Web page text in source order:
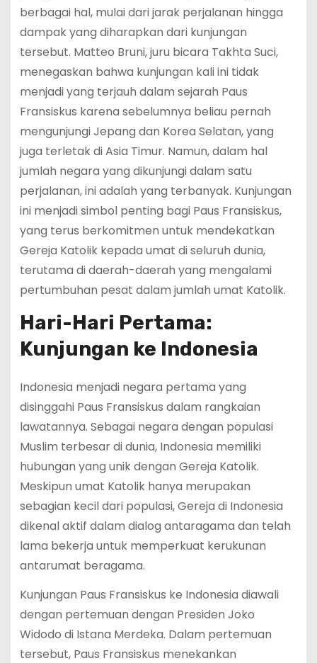
berbagai hal, mulai dari jarak perjalanan hingga
dampak yang diharapkan dari kunjungan
tersebut. Matteo Bruni, juru bicara Takhta Suci,
menegaskan bahwa kunjungan kali ini tidak
menjadi yang terjauh dalam sejarah Paus
Fransiskus karena sebelumnya beliau pernah
mengunjungi Jepang dan Korea Selatan, yang
juga terletak di Asia Timur. Namun, dalam hal
jumlah negara yang dikunjungi dalam satu
perjalanan, ini adalah yang terbanyak. Kunjungan
ini menjadi simbol penting bagi Paus Fransiskus,
yang terus berkomitmen untuk mendekatkan
Gereja Katolik kepada umat di seluruh dunia,
terutama di daerah-daerah yang mengalami
pertumbuhan pesat dalam jumlah umat Katolik.
Hari-Hari Pertama:
Kunjungan ke Indonesia
Indonesia menjadi negara pertama yang
disinggahi Paus Fransiskus dalam rangkaian
lawatannya. Sebagai negara dengan populasi
Muslim terbesar di dunia, Indonesia memiliki
hubungan yang unik dengan Gereja Katolik.
Meskipun umat Katolik hanya merupakan
sebagian kecil dari populasi, Gereja di Indonesia
dikenal aktif dalam dialog antaragama dan telah
lama bekerja untuk memperkuat kerukunan
antarumat beragama.
Kunjungan Paus Fransiskus ke Indonesia diawali
dengan pertemuan dengan Presiden Joko
Widodo di Istana Merdeka. Dalam pertemuan
tersebut, Paus Fransiskus menekankan